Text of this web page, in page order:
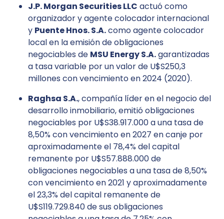
J.P. Morgan Securities LLC actuó como
organizador y agente colocador internacional
y Puente Hnos. S.A.como agente colocador
local en la emisión de obligaciones
negociables de MSU Energy S.A.garantizadas
a tasa variable por un valor de U$S250,3
millones con vencimiento en 2024 (2020).
Raghsa S.A., compañía líder en el negocio del
desarrollo inmobiliario, emitió obligaciones
negociables por U$S38.917.000 a una tasa de
8,50% con vencimiento en 2027 en canje por
aproximadamente el 78,4% del capital
remanente por U$S57.888.000 de
obligaciones negociables a una tasa de 8,50%
con vencimiento en 2021 y aproximadamente
el 23,3% del capital remanente de
U$S119.729.840 de sus obligaciones